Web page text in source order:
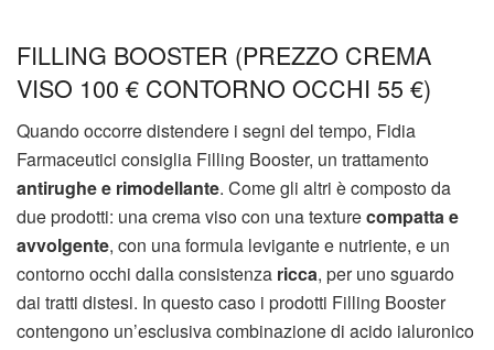
FILLING BOOSTER (PREZZO CREMA
VISO 100 € CONTORNO OCCHI 55 €)
Quando occorre distendere i segni del tempo, Fidia
Farmaceutici consiglia Filling Booster, un trattamento
antirughe e rimodellante. Come gli altri è composto da
due prodotti: una crema viso con una texturecompatta e
avvolgente, con una formula levigante e nutriente, e un
contorno occhi dalla consistenza ricca, per uno sguardo
dai tratti distesi. In questo caso i prodotti Filling Booster
contengono un’esclusiva combinazione di acido ialuronico